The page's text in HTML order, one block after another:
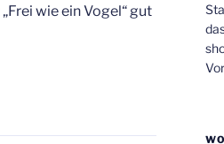
wie ein Vogel“ gut